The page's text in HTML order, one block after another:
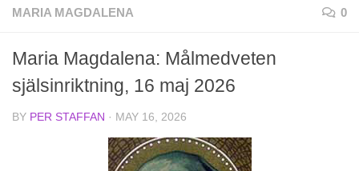
MARIA MAGDALENA 0
Maria Magdalena: Målmedveten
själsinriktning, 16 maj 2026
BY PER STAFFAN · MAY 16, 2026